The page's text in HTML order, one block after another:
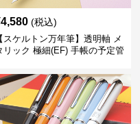
4,580 (税込)
【スケルトン万年筆】透明軸 メ
リック 極細(EF) 手帳の予定管
ザイン